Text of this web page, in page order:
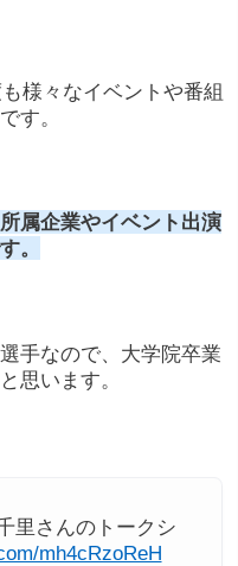
様々なイベントや番組
す。
属企業やイベント出演
。
手なので、大学院卒業
思います。
里さんのトークシ
mh4cRzoReH